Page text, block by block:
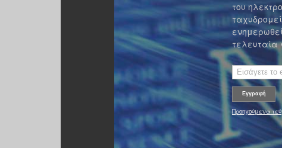
του
τελευταία
Προηγούμενα